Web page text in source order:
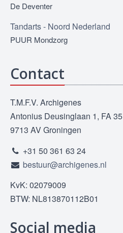
De Deventer
Tandarts - Noord Nederland
PUUR Mondzorg
Contact
T.M.F.V. Archigenes
Antonius Deusinglaan 1, FA 35
9713 AV Groningen
+31 50 361 63 24
bestuur@archigenes.nl
KvK: 02079009
BTW: NL813870112B01
Social media